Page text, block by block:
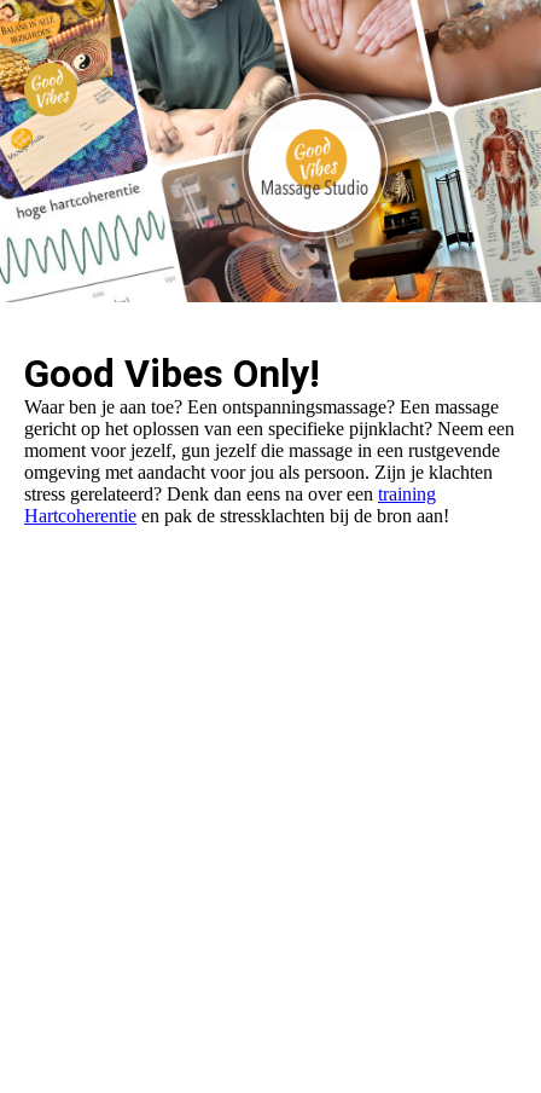
Good Vibes Only!
Waar ben je aan toe? Een ontspanningsmassage? Een massage
gericht op het oplossen van een specifieke pijnklacht? Neem een
moment voor jezelf, gun jezelf die massage in een rustgevende
omgeving met aandacht voor jou als persoon. Zijn je klachten
stress gerelateerd? Denk dan eens na over een training
Hartcoherentie en pak de stressklachten bij de bron aan!